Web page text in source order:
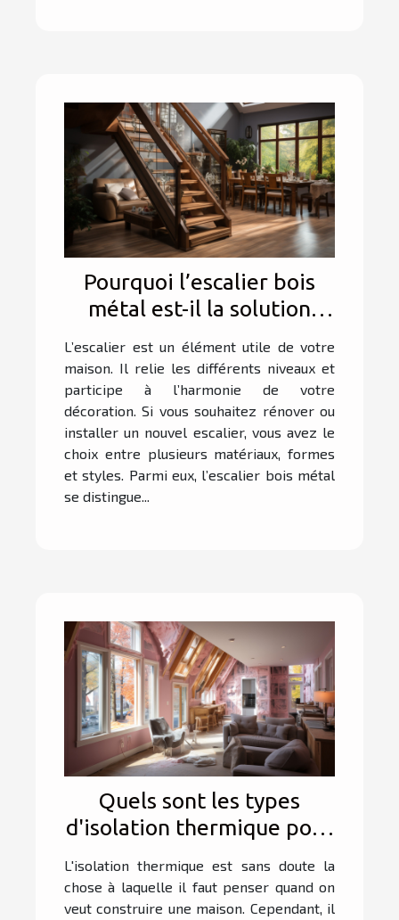
Pourquoi l’escalier bois
métal est-il la solution
parfaite pour allier
élégance et durabilité
dans votre intérieur ?
L’escalier est un élément utile de votre
maison. Il relie les différents niveaux et
participe à l’harmonie de votre
décoration. Si vous souhaitez rénover ou
installer un nouvel escalier, vous avez le
choix entre plusieurs matériaux, formes
et styles. Parmi eux, l’escalier bois métal
se distingue...
Quels sont les types
d'isolation thermique pour
L'isolation thermique est sans doute la
chose à laquelle il faut penser quand on
veut construire une maison. Cependant, il